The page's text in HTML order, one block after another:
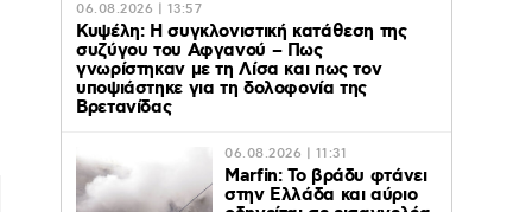
06.08.2026 | 13:57
Κυψέλη: Η συγκλονιστική κατάθεση της
συζύγου του Αφγανού – Πως
γνωρίστηκαν με τη Λίσα και πως τον
υποψιάστηκε για τη δολοφονία της
Βρετανίδας
06.08.2026 | 11:31
Marfin: Το βράδυ φτάνει
στην Ελλάδα και αύριο